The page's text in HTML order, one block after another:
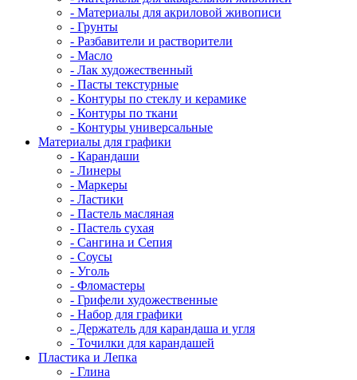
- Материалы для акриловой живописи
- Грунты
- Разбавители и растворители
- Масло
- Лак художественный
- Пасты текстурные
- Контуры по стеклу и керамике
- Контуры по ткани
- Контуры универсальные
Материалы для графики
- Карандаши
- Линеры
- Маркеры
- Ластики
- Пастель масляная
- Пастель сухая
- Сангина и Сепия
- Соусы
- Уголь
- Фломастеры
- Грифели художественные
- Набор для графики
- Держатель для карандаша и угля
- Точилки для карандашей
Пластика и Лепка
- Глина